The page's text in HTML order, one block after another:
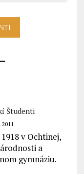
Študenti
2011
v Ochtinej,
a
gymnáziu.